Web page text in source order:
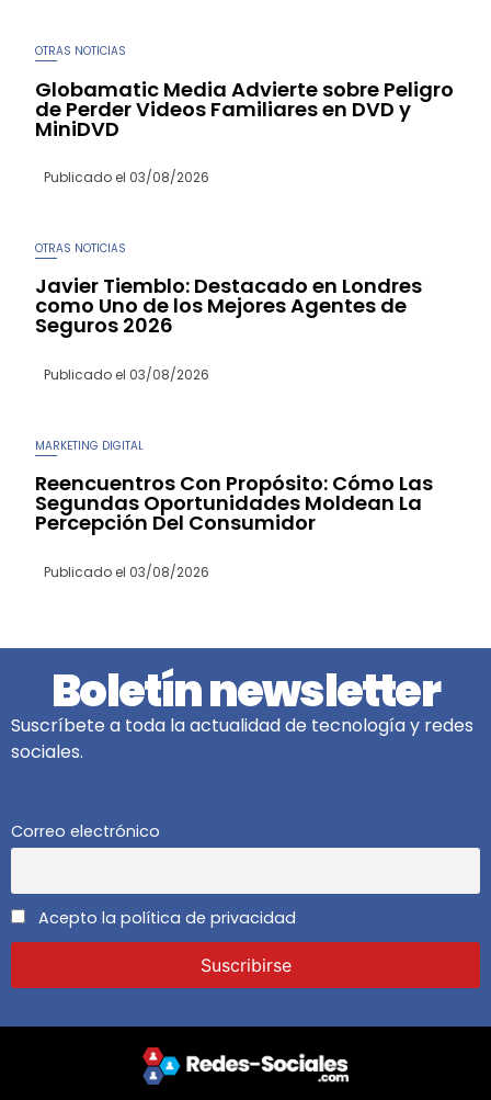
OTRAS NOTICIAS
Globamatic Media Advierte sobre Peligro
de Perder Videos Familiares en DVD y
MiniDVD
Publicado el 03/08/2026
OTRAS NOTICIAS
Javier Tiemblo: Destacado en Londres
como Uno de los Mejores Agentes de
Seguros 2026
Publicado el 03/08/2026
MARKETING DIGITAL
Reencuentros Con Propósito: Cómo Las
Segundas Oportunidades Moldean La
Percepción Del Consumidor
Publicado el 03/08/2026
Boletín newsletter
Suscríbete a toda la actualidad de tecnología y redes
sociales.
Correo electrónico
Acepto la política de privacidad